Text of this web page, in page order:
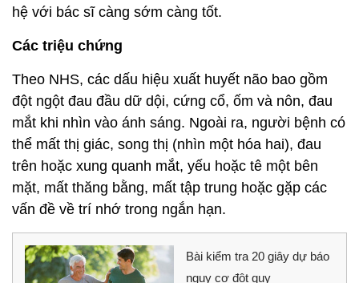
hệ với bác sĩ càng sớm càng tốt.
Các triệu chứng
Theo NHS, các dấu hiệu xuất huyết não bao gồm
đột ngột đau đầu dữ dội, cứng cổ, ốm và nôn, đau
mắt khi nhìn vào ánh sáng. Ngoài ra, người bệnh có
thể mất thị giác, song thị (nhìn một hóa hai), đau
trên hoặc xung quanh mắt, yếu hoặc tê một bên
mặt, mất thăng bằng, mất tập trung hoặc gặp các
vấn đề về trí nhớ trong ngắn hạn.
Bài kiểm tra 20 giây dự báo
nguy cơ đột quỵ